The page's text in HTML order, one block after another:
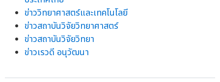
ข่าววิทยาศาสตร์และเทคโนโลยี
ข่าวสถาบันวิจัยวิทยาศาสตร์
ข่าวสถาบันวิจัยวิทยา
ข่าวเรวดี อนุวัฒนา